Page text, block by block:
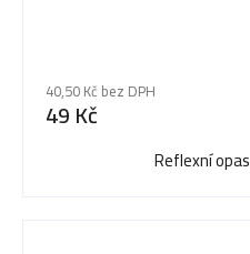
40,50 Kč bez DPH
49 Kč
Reflexní